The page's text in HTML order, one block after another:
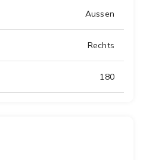
Aussen
Rechts
180